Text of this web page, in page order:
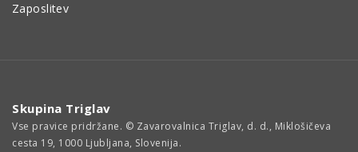
Zaposlitev
Skupina Triglav
Vse pravice pridržane. © Zavarovalnica Triglav, d. d., Miklošičeva
cesta 19, 1000 Ljubljana, Slovenija.